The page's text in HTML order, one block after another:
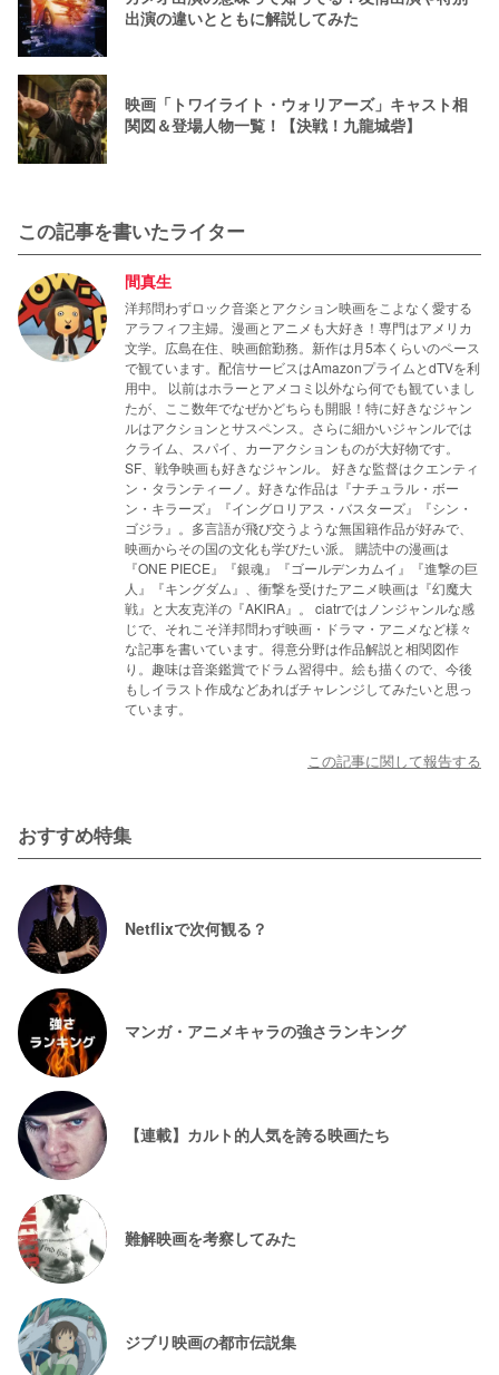
出演の違いとともに解説してみた
映画「トワイライト・ウォリアーズ」キャスト相
関図＆登場人物一覧！【決戦！九龍城砦】
この記事を書いたライター
間真生
洋邦問わずロック音楽とアクション映画をこよなく愛する
アラフィフ主婦。漫画とアニメも大好き！専門はアメリカ
文学。広島在住、映画館勤務。新作は月5本くらいのペース
で観ています。配信サービスはAmazonプライムとdTVを利
用中。 以前はホラーとアメコミ以外なら何でも観ていまし
たが、ここ数年でなぜかどちらも開眼！特に好きなジャン
ルはアクションとサスペンス。さらに細かいジャンルでは
クライム、スパイ、カーアクションものが大好物です。
SF、戦争映画も好きなジャンル。 好きな監督はクエンティ
ン・タランティーノ。好きな作品は『ナチュラル・ボー
ン・キラーズ』『イングロリアス・バスターズ』『シン・
ゴジラ』。多言語が飛び交うような無国籍作品が好みで、
映画からその国の文化も学びたい派。 購読中の漫画は
『ONE PIECE』『銀魂』『ゴールデンカムイ』『進撃の巨
人』『キングダム』、衝撃を受けたアニメ映画は『幻魔大
戦』と大友克洋の『AKIRA』。 ciatrではノンジャンルな感
じで、それこそ洋邦問わず映画・ドラマ・アニメなど様々
な記事を書いています。得意分野は作品解説と相関図作
り。趣味は音楽鑑賞でドラム習得中。絵も描くので、今後
もしイラスト作成などあればチャレンジしてみたいと思っ
ています。
この記事に関して報告する
おすすめ特集
Netflixで次何観る？
マンガ・アニメキャラの強さランキング
【連載】カルト的人気を誇る映画たち
難解映画を考察してみた
ジブリ映画の都市伝説集